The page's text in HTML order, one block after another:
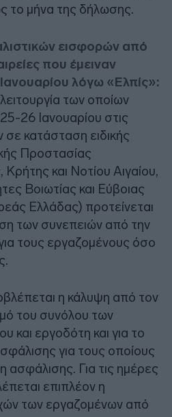
το μήνα της δήλωσης.
εισφορών από
που έμειναν
λόγω «Ελπίς»:
λειτουργία των οποίων
26 Ιανουαρίου στις
κατάσταση ειδικής
Προστασίας
και Νοτίου Αιγαίου,
Βοιωτίας και Εύβοιας
Ελλάδας) προτείνεται
των συνεπειών από την
τους εργαζομένους όσο
η κάλυψη από τον
του συνόλου των
και εργοδότη και για το
για τους οποίους
Για τις ημέρες
επιπλέον η
των εργαζομένων από